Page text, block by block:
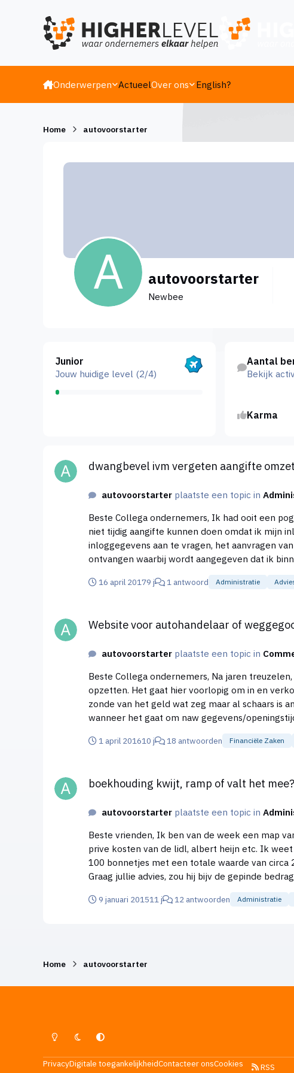
Onderwerpen ActueelOver ons English?
Home autovoorstarter
autovoorstarter
Newbee
Junior
Jouw huidige level (2/4)
Aantal
Bekijk
Karma
dwangbevel ivm vergeten aangifte
autovoorstarter plaatste een topic in
Beste Collega ondernemers, Ik had ooit een poging gewaagt om te ondernemen maar dit is nog niet echt gelukt door tijd en geldgebrek. Nu heb ik ook
niet tijdig aangifte kunnen doen omdat ik mijn
inloggegevens aan te vragen, het aanvragen van de gegevens
ontvangen waarbij wordt aangegeven dat ik
u. Mijn vragen; 1; Wordt er daadwerkelijk overgegaan tot het in werking stellen van een openbare verkoop als ik binnen 2 dagen niet betaal. De
teruggekregen na het indienen van een juiste aangifte. 2; Wat kan ik dinsdagochtend als ik de belastingdienst bel, het beste
16 april 20179 j 1 antwoord Administratie
Website voor autohandelaar of
autovoorstarter plaatste een topic in
Beste Collega ondernemers, Na jaren treuzelen, afwachten, afhandelen van andere problemen, ben ik stapsgewijs mijn auto onderneming aan het
opzetten. Het gaat hier voorlopig om in en
zonde van het geld wat zeg maar al schaars is
wanneer het gaat om naw gegevens/
1 april 201610 j 18 antwoorden Financiële Zaken
boekhouding kwijt, ramp of valt het mee?
autovoorstarter plaatste een topic in
Beste vrienden, Ik ben van de week een map van een vriend kwijt geraakt waar zijn boekhouding in zat.Zijn boekhouding bestond echter hoofdzakelijk uit
prive kosten van de lidl, albert heijn etc. Ik
100 bonnetjes met een totale waarde van
9 januari 201511 j 12 antwoorden Administratie
Home autovoorstarter
Lichte ModusDonkere ModusSysteemvoorkeur
PrivacyDigitale toegankelijkheidContacteer onsCookies RSS